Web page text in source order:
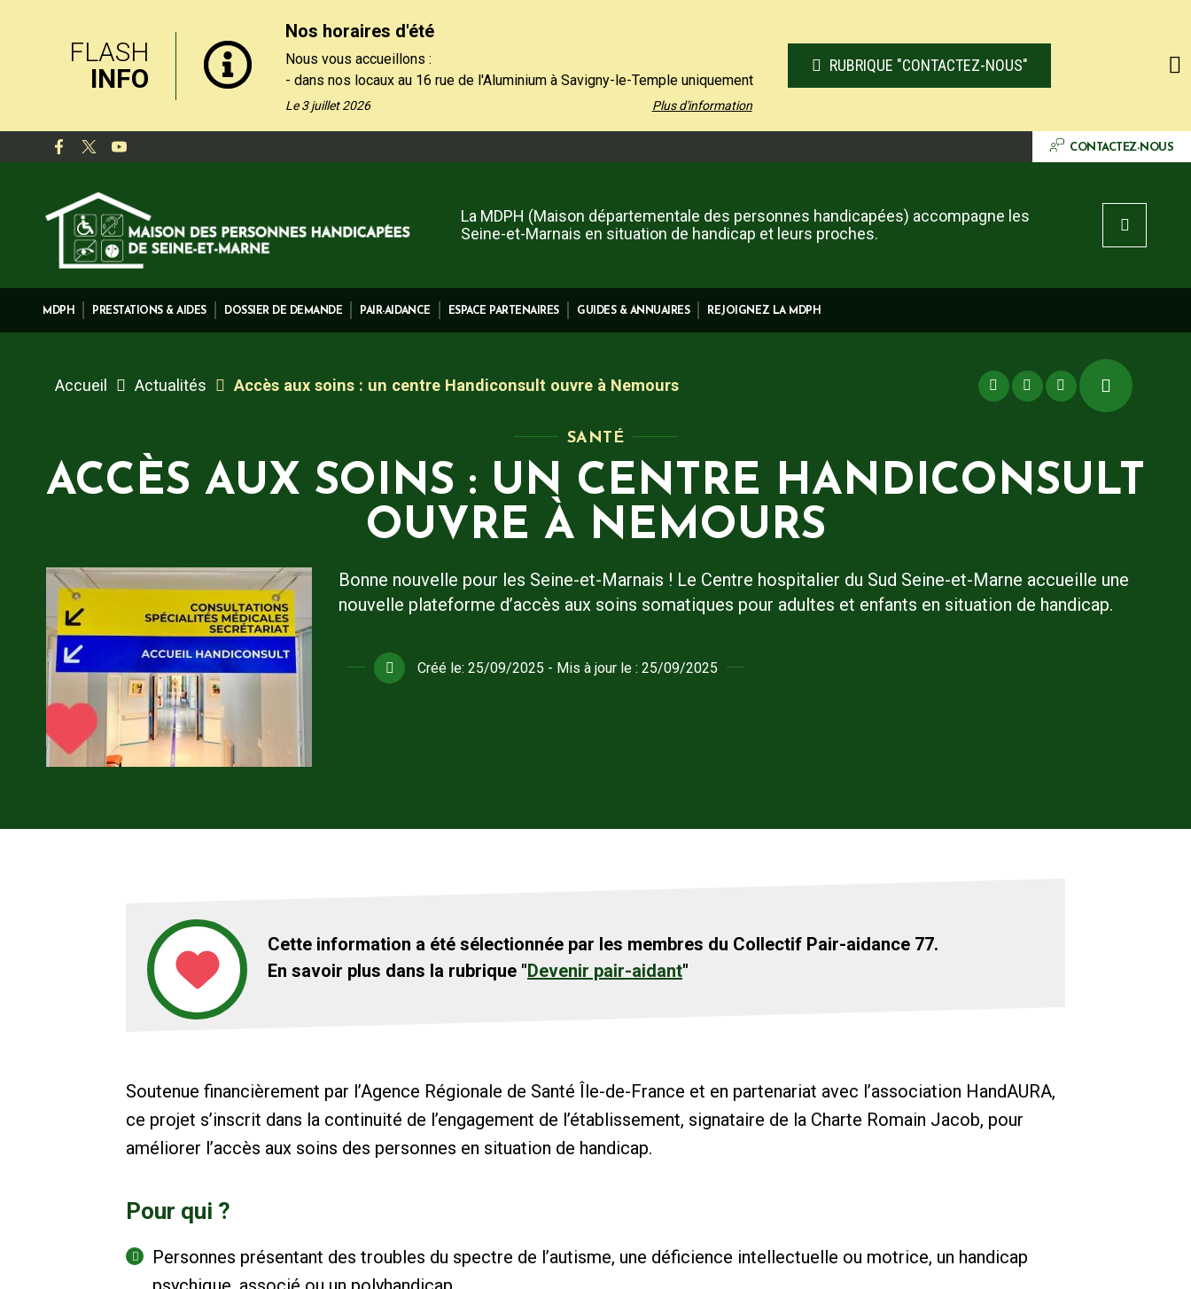
FLASH
INFO
Nos horaires d'été
Plus d'information
Nous vous accueillons :
- dans nos locaux au 16 rue de l'Aluminium à Savigny-le-Temple uniquement
le matin, du lundi au vendredi de 9h à 12h30.
Le 3 juillet 2026
RUBRIQUE "CONTACTEZ-NOUS"
CONTACTEZ-NOUS
MDPH PRESTATIONS & AIDES DOSSIER DE DEMANDE PAIR-AIDANCE ESPACE PARTENAIRES GUIDES & ANNUAIRES REJOIGNEZ LA MDPH
La MDPH (Maison départementale des personnes handicapées) accompagne les
Seine-et-Marnais en situation de handicap et leurs proches.
Accueil Actualités Accès aux soins : un centre Handiconsult ouvre à Nemours
SANTÉ
ACCÈS AUX SOINS : UN CENTRE HANDICONSULT
OUVRE À NEMOURS
Bonne nouvelle pour les Seine-et-Marnais ! Le Centre hospitalier du Sud Seine-et-Marne accueille une
nouvelle plateforme d’accès aux soins somatiques pour adultes et enfants en situation de handicap.
Créé le: 25/09/2025 - Mis à jour le : 25/09/2025
Cette information a été sélectionnée par les membres du Collectif Pair-aidance 77.
En savoir plus dans la rubrique "Devenir pair-aidant"
Soutenue financièrement par l’Agence Régionale de Santé Île-de-France et en partenariat avec l’association HandAURA,
ce projet s’inscrit dans la continuité de l’engagement de l’établissement, signataire de la Charte Romain Jacob, pour
améliorer l’accès aux soins des personnes en situation de handicap.
Pour qui ?
Personnes présentant des troubles du spectre de l’autisme, une déficience intellectuelle ou motrice, un handicap